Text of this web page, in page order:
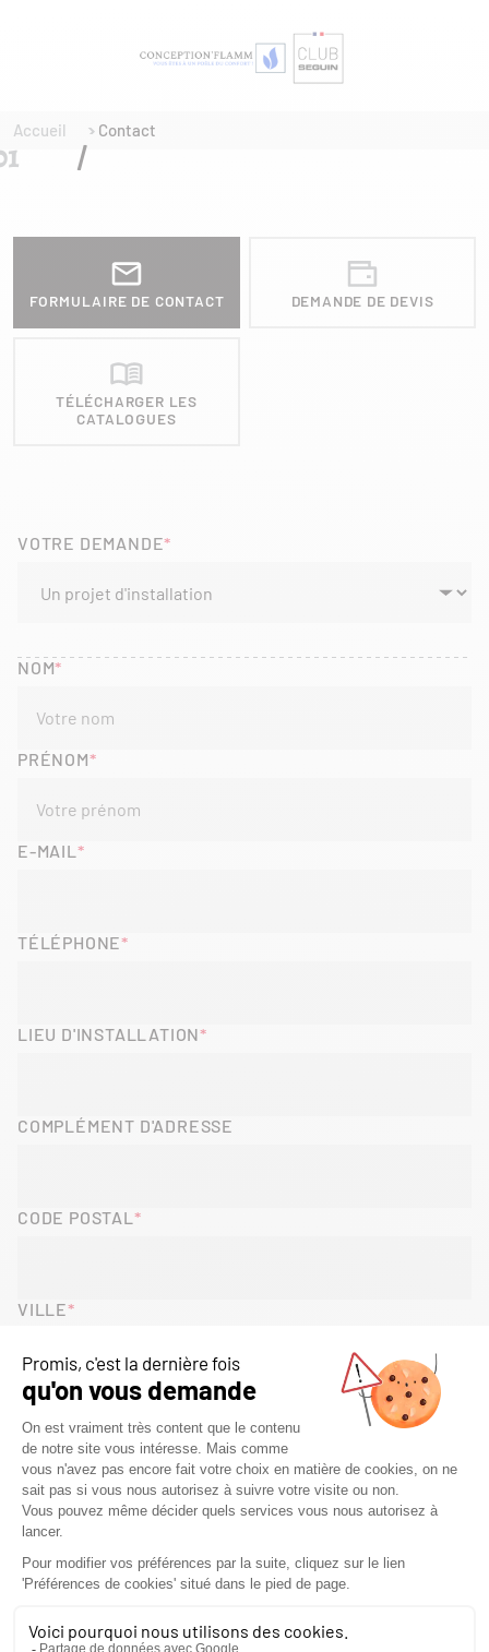
Accueil Contact
FORMULAIRE DE CONTACT DEMANDE DE DEVIS
TÉLÉCHARGER LES
CATALOGUES
VOTRE DEMANDE
NOM
PRÉNOM
E-MAIL
TÉLÉPHONE
LIEU D'INSTALLATION
COMPLÉMENT D'ADRESSE
CODE POSTAL
VILLE
PAYS
VOUS ÊTES